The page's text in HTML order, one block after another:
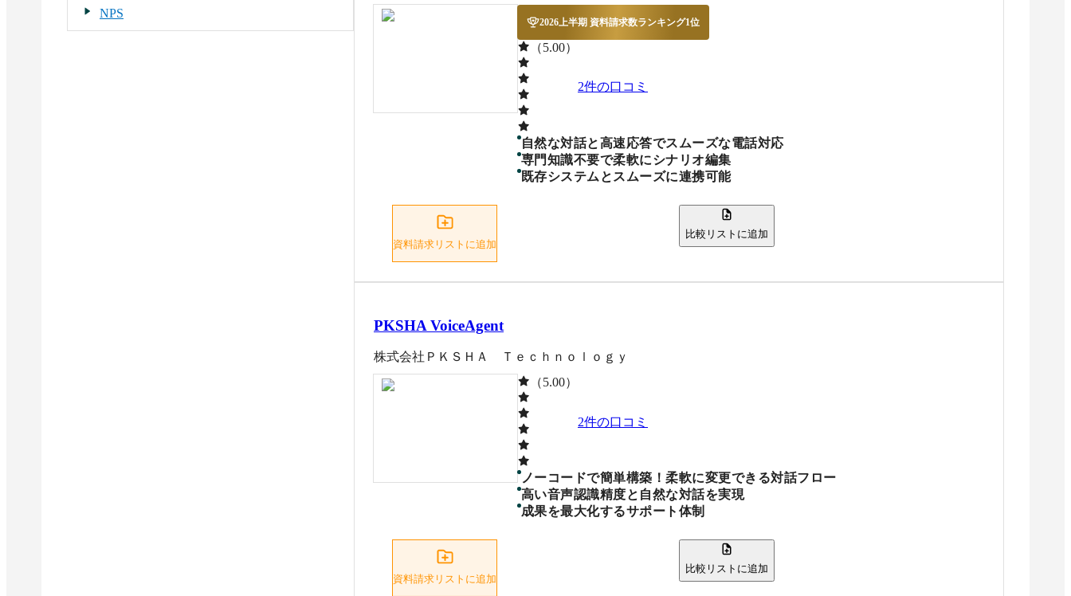
NPS
2026上半期 資料請求数ランキング1位
（5.00）
2件の口コミ
自然な対話と高速応答でスムーズな電話対応
専門知識不要で柔軟にシナリオ編集
既存システムとスムーズに連携可能
資料請求リストに追加
比較リストに追加
PKSHA VoiceAgent
株式会社ＰＫＳＨＡ Ｔｅｃｈｎｏｌｏｇｙ
（5.00）
2件の口コミ
ノーコードで簡単構築！柔軟に変更できる対話フロー
高い音声認識精度と自然な対話を実現
成果を最大化するサポート体制
資料請求リストに追加
比較リストに追加